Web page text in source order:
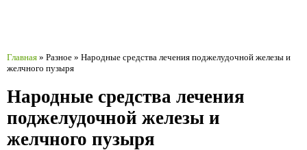
Главная » Разное » Народные средства лечения поджелудочной железы и
желчного пузыря
Народные средства лечения
поджелудочной железы и
желчного пузыря